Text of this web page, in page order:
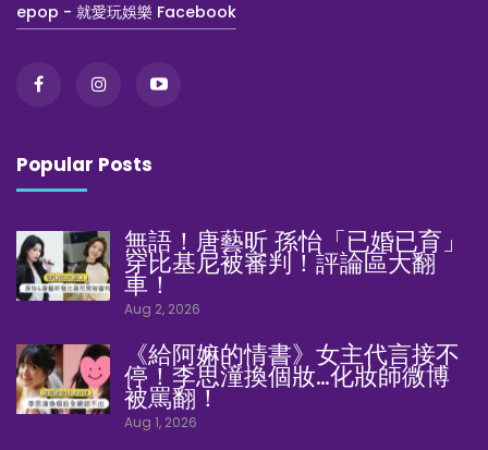
epop - 就愛玩娛樂 Facebook
Popular Posts
無語！唐藝昕 孫怡「已婚已育」
穿比基尼被審判！評論區大翻
車！
Aug 2, 2026
《給阿嫲的情書》女主代言接不
停！李思潼換個妝…化妝師微博
被罵翻！
Aug 1, 2026